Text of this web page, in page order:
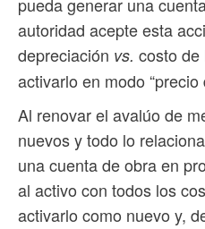
pueda generar una
autoridad acepte esta
depreciación vs. costo de
activarlo en modo “precio
Al renovar el avalúo de
nuevos y todo lo
una cuenta de obra en
al activo con todos los
activarlo como nuevo y,